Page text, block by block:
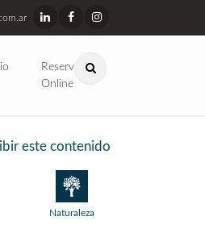
Reservas
Online
este contenido
Naturaleza